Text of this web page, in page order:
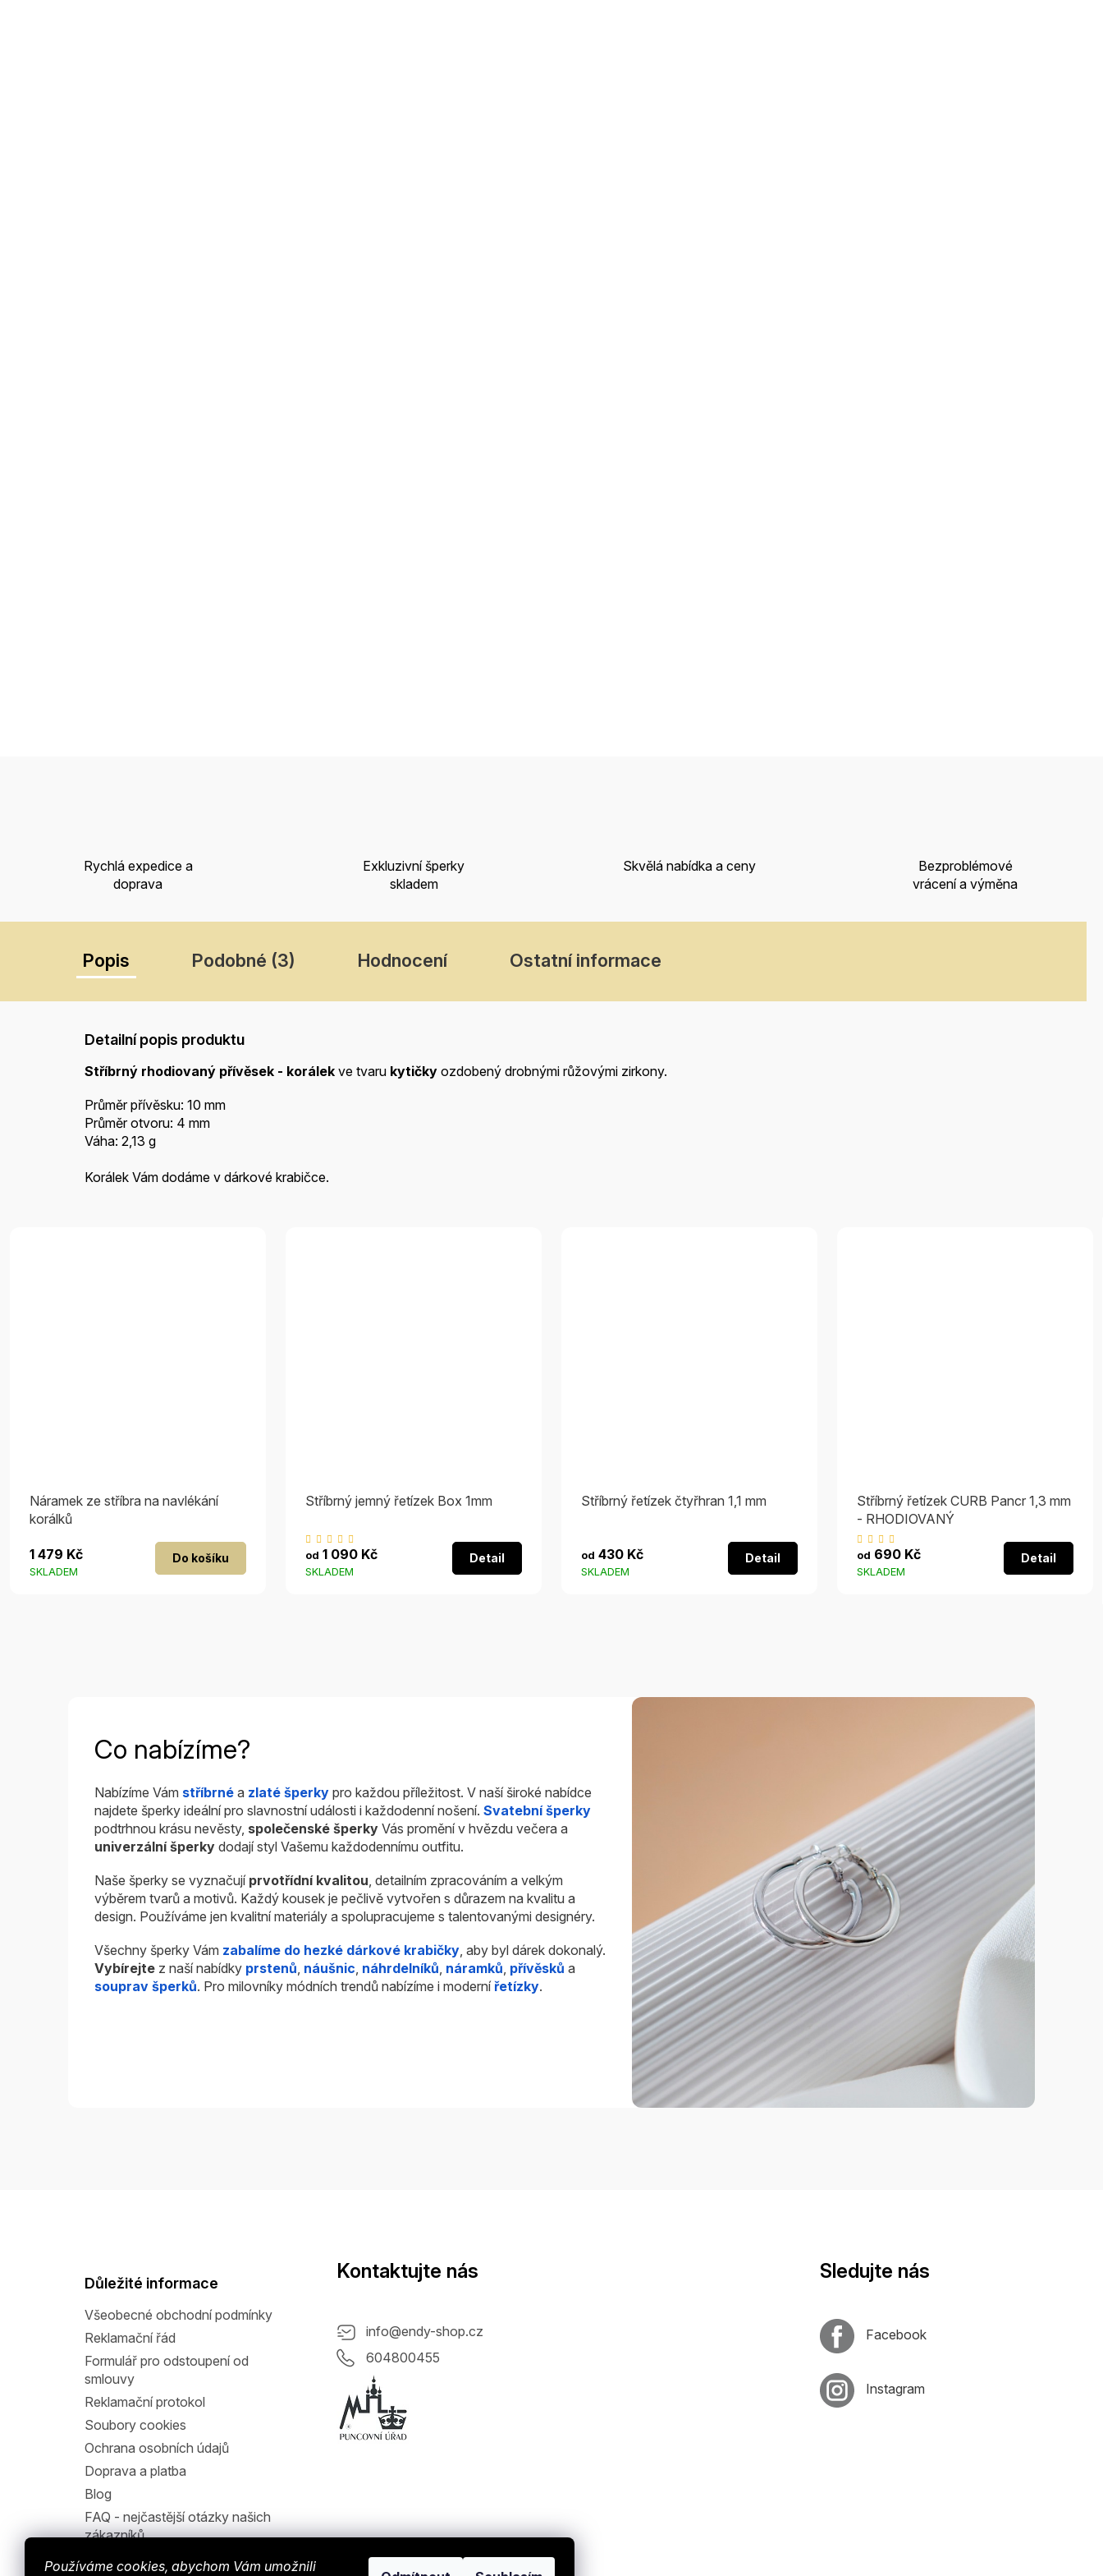
Používáme cookies, abychom Vám umožnili
Rychlá expedice a
doprava
Exkluzivní šperky
skladem
Skvělá nabídka a ceny
Bezproblémové
vrácení a výměna
Popis Podobné (3) Hodnocení Ostatní informace
Detailní popis produktu
Stříbrný rhodiovaný přívěsek - korálek ve tvaru kytičky ozdobený drobnými růžovými zirkony.
Průměr přívěsku: 10 mm
Průměr otvoru: 4 mm
Váha: 2,13 g
Korálek Vám dodáme v dárkové krabičce.
Náramek ze stříbra na navlékání
korálků
SKLADEM
1 479 Kč Do košíku
Stříbrný jemný řetízek Box 1mm
hodnocení
SKLADEM
od 1 090 Kč Detail
Stříbrný řetízek čtyřhran 1,1 mm
SKLADEM
od 430 Kč Detail
Stříbrný řetízek CURB Pancr 1,3 mm
- RHODIOVANÝ
hodnocení
SKLADEM
od 690 Kč Detail
Co nabízíme?
Nabízíme Vám stříbrné a zlaté šperky pro každou příležitost. V naší široké nabídce
najdete šperky ideální pro slavnostní události i každodenní nošení. Svatební šperky
podtrhnou krásu nevěsty, společenské šperky Vás promění v hvězdu večera a
univerzální šperky dodají styl Vašemu každodennímu outfitu.
Naše šperky se vyznačují prvotřídní kvalitou, detailním zpracováním a velkým
výběrem tvarů a motivů. Každý kousek je pečlivě vytvořen s důrazem na kvalitu a
design. Používáme jen kvalitní materiály a spolupracujeme s talentovanými designéry.
Všechny šperky Vám zabalíme do hezké dárkové krabičky, aby byl dárek dokonalý.
Vybírejte z naší nabídky prstenů, náušnic, náhrdelníků, náramků, přívěsků a
souprav šperků. Pro milovníky módních trendů nabízíme i modernířetízky.
Důležité informace
Všeobecné obchodní podmínky
Reklamační řád
Formulář pro odstoupení od
smlouvy
Reklamační protokol
Soubory cookies
Ochrana osobních údajů
Doprava a platba
Blog
FAQ - nejčastější otázky našich
zákazníků
Jak nakupovat
Kontaktujte nás
info@endy-shop.cz
604800455
Sledujte nás
Facebook
Instagram